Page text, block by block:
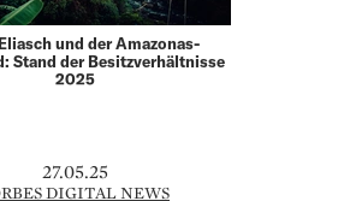
und der Amazonas-
Stand der Besitzverhältnisse
2025
27.05.25
DIGITAL NEWS